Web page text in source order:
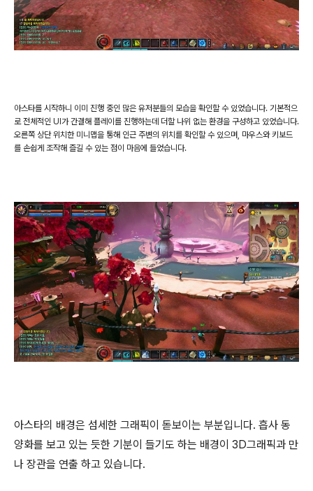
아스타를 시작하니 이미 진행 중인 많은 유저분들의 모습을 확인할 수 있었습니다. 기본적으
로 전체적인 UI 가 간결해 플레이를 진행하는데 더할 나위 없는 환경을 구성하고 있었습니다.
오른쪽 상단 위치한 미니맵을 통해 인근 주변의 위치를 확인할 수 있으며 마우스와 키보드
를 손쉽게 조작해 즐길 수 있는 점이 마음에 들었습니다.
아스타의 배경은 섬세한 그래픽이 돋보이는 부분입니다. 흡사 동
양화를 보고 있는 듯한 기분이 들기도 하는 배경이 3D그래픽과 만
나 장관을 연출 하고 있습니다.